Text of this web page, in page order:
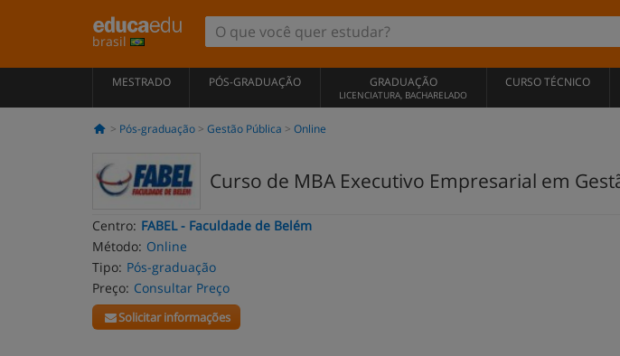
brasil
MESTRADO PÓS-GRADUAÇÃO GRADUAÇÃO
LICENCIATURA, BACHARELADO
CURSO TÉCNICO
Pós-graduação Gestão Pública Online
Curso de MBA Executivo Empresarial em
Centro: FABEL - Faculdade de Belém
Método: Online
Tipo: Pós-graduação
Preço: Consultar Preço
Solicitar informações